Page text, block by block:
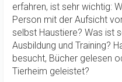
erfahren, ist sehr wichtig:
Person mit der Aufsicht
selbst Haustiere? Was ist
Ausbildung und Training?
besucht, Bücher gelesen
Tierheim geleistet?